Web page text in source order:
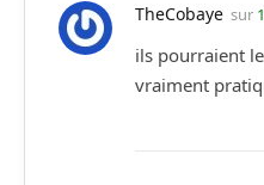
TheCobaye sur
ils pourraient
vraiment